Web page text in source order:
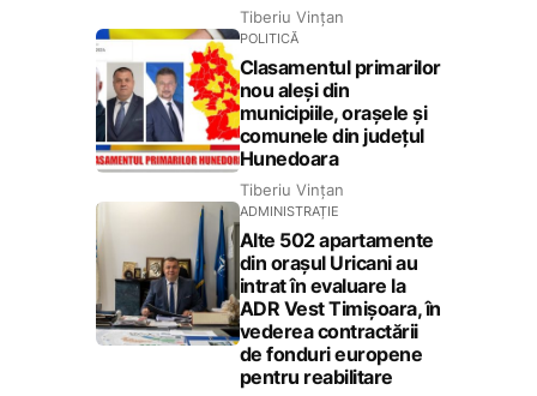
Tiberiu Vințan
POLITICĂ
Clasamentul primarilor
nou aleși din
municipiile, orașele și
comunele din județul
Hunedoara
Tiberiu Vințan
ADMINISTRAȚIE
Alte 502 apartamente
din orașul Uricani au
intrat în evaluare la
ADR Vest Timișoara, în
vederea contractării
de fonduri europene
pentru reabilitare